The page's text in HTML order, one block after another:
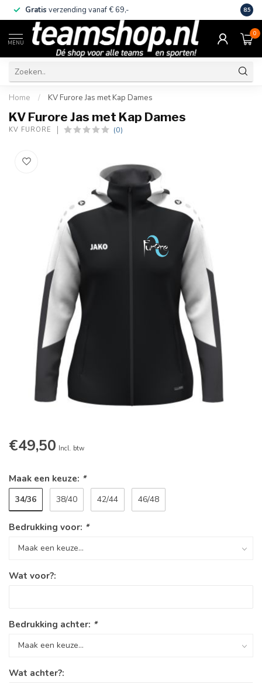
Gratis verzending vanaf € 69,- Eigen
8.5
MENU
0
Home / KV Furore Jas met Kap Dames
KV Furore Jas met Kap Dames
KV FURORE (0)
€49,50 Incl. btw
Maak een keuze: *
34/36 38/40 42/44 46/48
Bedrukking voor: *
Wat voor?:
Bedrukking achter: *
Wat achter?: